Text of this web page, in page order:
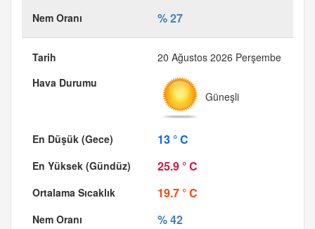
% 27
20 Ağustos 2026 Perşembe
Güneşli
13 ° C
25.9 ° C
19.7 ° C
% 42